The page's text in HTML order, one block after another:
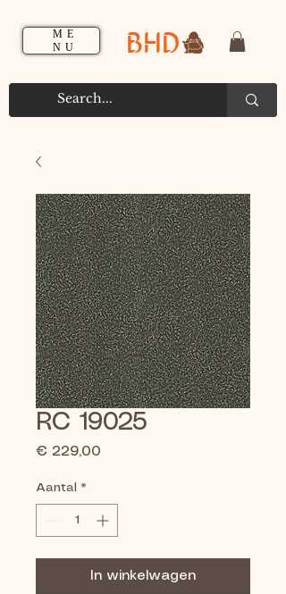
ME
NU
BHD
RC 19025
€ 229,00
Aantal *
In winkelwagen